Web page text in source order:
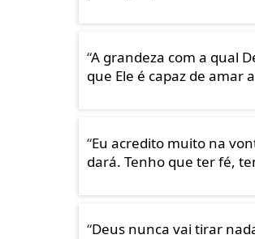
“A grandeza com a qual
que Ele é capaz de amar
“Eu acredito muito na
dará. Tenho que ter fé,
“Deus nunca vai tirar